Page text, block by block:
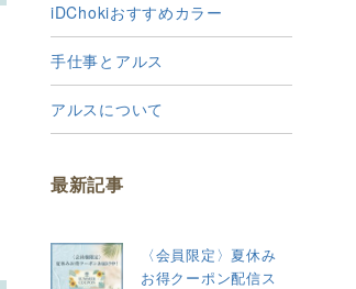
iDChokiおすすめカラー
手仕事とアルス
アルスについて
最新記事
〈会員限定〉夏休み
お得クーポン配信ス